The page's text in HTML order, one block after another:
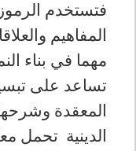
فتستخدم
المفاهيم
مهما في بناء
تساعد على
المعقدة
الدينية تحمل